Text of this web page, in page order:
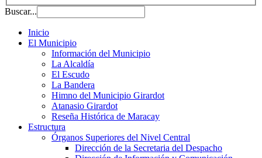
Buscar...
Inicio
El Municipio
Información del Municipio
La Alcaldía
El Escudo
La Bandera
Himno del Municipio Girardot
Atanasio Girardot
Reseña Histórica de Maracay
Estructura
Órganos Superiores del Nivel Central
Dirección de la Secretaria del Despacho